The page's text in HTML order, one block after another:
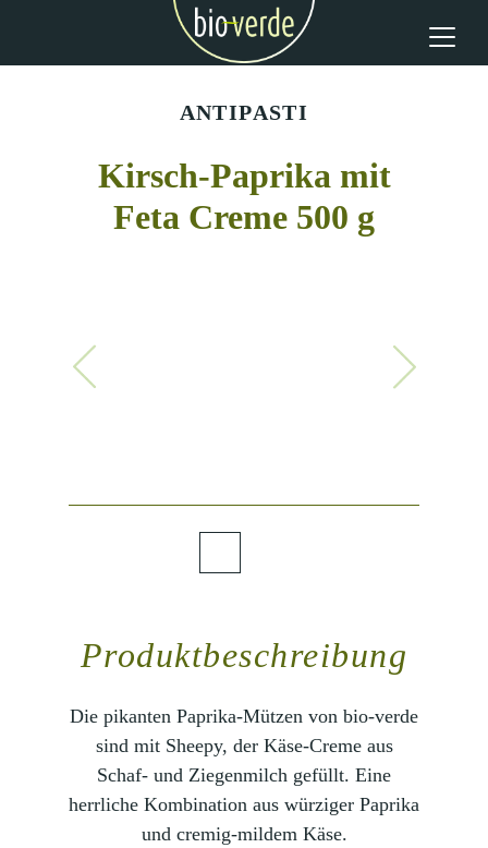
ANTIPASTI
Kirsch-Paprika mit
Feta Creme 500 g
Produktbeschreibung
Die pikanten Paprika-Mützen von bio-verde
sind mit Sheepy, der Käse-Creme aus
Schaf- und Ziegenmilch gefüllt. Eine
herrliche Kombination aus würziger Paprika
und cremig-mildem Käse.